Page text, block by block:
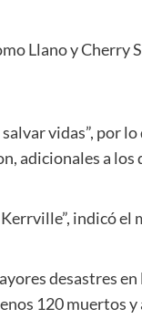
Llano y Cherry
vidas”, por lo
adicionales a los
indicó el
desastres
120 muertos y